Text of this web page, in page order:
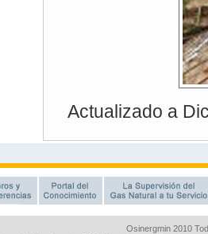
Osinergmin 2010